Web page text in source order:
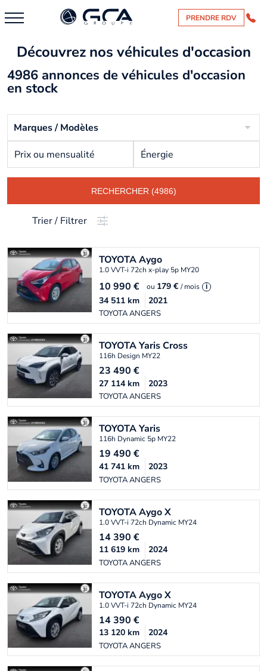
PRENDRE RDV
Découvrez nos véhicules d'occasion
4986 annonces de véhicules d'occasion
en stock
Marques / Modèles
Prix ou mensualité Énergie
RECHERCHER (4986)
Trier / Filtrer
TOYOTAAygo
1.0 VVT-i 72ch x-play 5p MY20
10 990 € ou 179 € / mois i
TOYOTA ANGERS
34 511 km 2021
TOYOTAYaris Cross
116h Design MY22
23 490 €
TOYOTA ANGERS
27 114 km 2023
TOYOTAYaris
116h Dynamic 5p MY22
19 490 €
TOYOTA ANGERS
41 741 km 2023
TOYOTAAygo X
1.0 VVT-i 72ch Dynamic MY24
14 390 €
TOYOTA ANGERS
11 619 km 2024
TOYOTAAygo X
1.0 VVT-i 72ch Dynamic MY24
14 390 €
TOYOTA ANGERS
13 120 km 2024